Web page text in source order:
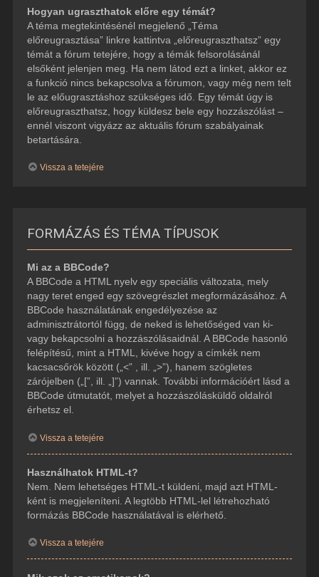
Hogyan ugraszthatok előre egy témát?
A téma megtekintésénél megjelenő „Téma
előreugrasztása” linkre kattintva „előreugraszthatsz” egy
témát a fórum tetejére, hogy a témák felsorolásánál
elsőként jelenjen meg. Ha nem látod ezt a linket, akkor ez
a funkció nincs bekapcsolva a fórumon, vagy még nem telt
le az előugrasztáshoz szükséges idő. Egy témát úgy is
előreugraszthatsz, hogy küldesz bele egy hozzászólást –
ennél viszont vigyázz az aktuális fórum szabályainak
betartására.
Vissza a tetejére
FORMÁZÁS ÉS TÉMA TÍPUSOK
Mi az a BBCode?
A BBCode a HTML nyelv egy speciális változata, mely
nagy teret enged egy szövegrészlet megformázásához. A
BBCode használatának engedélyezése az
adminisztrátortól függ, de neked is lehetőséged van ki-
vagy bekapcsolni a hozzászólásaidnál. A BBCode hasonló
felépítésű, mint a HTML, kivéve hogy a címkék nem
kacsacsőrök között („<” , ill. „>”), hanem szögletes
zárójelben („[”, ill. „]”) vannak. További információért lásd a
BBCode útmutatót, melyet a hozzászólásküldő oldalról
érhetsz el.
Vissza a tetejére
Használhatok HTML-t?
Nem. Nem lehetséges HTML-t küldeni, majd azt HTML-
ként is megjeleníteni. A legtöbb HTML-lel létrehozható
formázás BBCode használatával is elérhető.
Vissza a tetejére